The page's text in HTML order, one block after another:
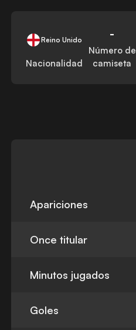
Reino Unido
Nacionalidad
-
Número de
camiseta
Apariciones
Once titular
Minutos jugados
Goles